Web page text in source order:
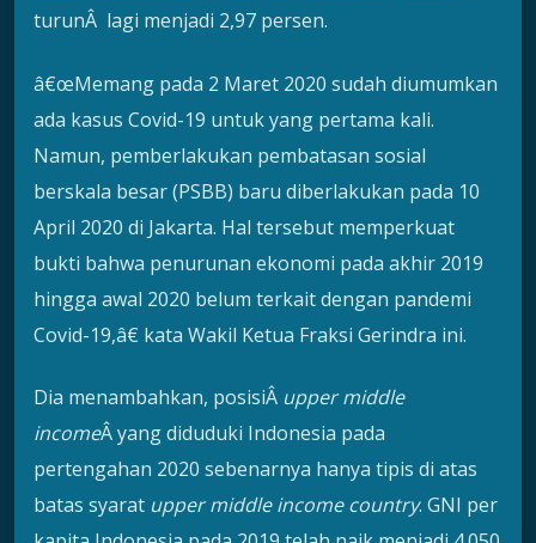
turunÂ lagi menjadi 2,97 persen.
â€œMemang pada 2 Maret 2020 sudah diumumkan
ada kasus Covid-19 untuk yang pertama kali.
Namun, pemberlakukan pembatasan sosial
berskala besar (PSBB) baru diberlakukan pada 10
April 2020 di Jakarta. Hal tersebut memperkuat
bukti bahwa penurunan ekonomi pada akhir 2019
hingga awal 2020 belum terkait dengan pandemi
Covid-19,â€ kata Wakil Ketua Fraksi Gerindra ini.
Dia menambahkan, posisiÂ upper middle
incomeÂ yang diduduki Indonesia pada
pertengahan 2020 sebenarnya hanya tipis di atas
batas syarat upper middle income country. GNI per